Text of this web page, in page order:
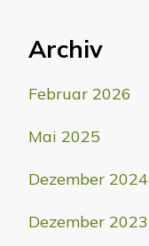
Archiv
Februar 2026
Mai 2025
Dezember 2024
Dezember 2023